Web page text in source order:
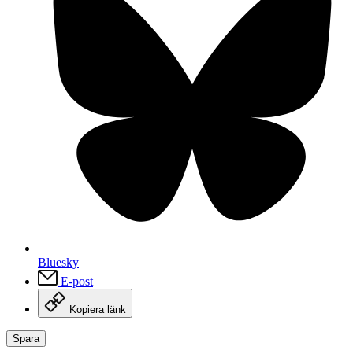
Bluesky
E-post
Kopiera länk
Spara